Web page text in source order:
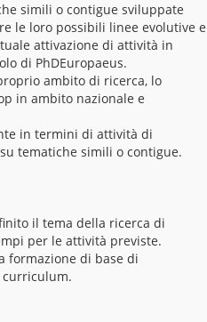
simili o contigue sviluppate
le loro possibili linee evolutive e
attivazione di attività in
di PhDEuropaeus.
ambito di ricerca, lo
in ambito nazionale e
in termini di attività di
tematiche simili o contigue.
il tema della ricerca di
per le attività previste.
formazione di base di